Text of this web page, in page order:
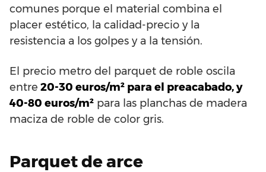
comunes porque el material combina el
placer estético, la calidad-precio y la
resistencia a los golpes y a la tensión.
El precio metro del parquet de roble oscila
entre 20-30 euros/m² para el preacabado, y
40-80 euros/m² para las planchas de madera
maciza de roble de color gris.
Parquet de arce